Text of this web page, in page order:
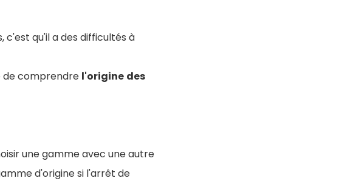
c'est qu'il a des difficultés à
de comprendre l'origine des
une gamme avec une autre
d'origine si l'arrêt de